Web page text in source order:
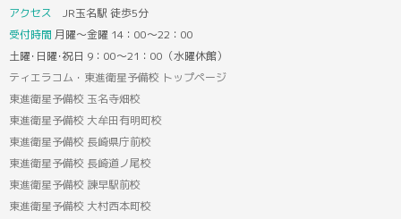
アクセス JR玉名駅 徒歩5分
受付時間 月曜～金曜 14：00～22：00
土曜･日曜･祝日 9：00～21：00（水曜休館）
ティエラコム・東進衛星予備校 トップページ
東進衛星予備校 玉名寺畑校
東進衛星予備校 大牟田有明町校
東進衛星予備校 長崎県庁前校
東進衛星予備校 長崎道ノ尾校
東進衛星予備校 諫早駅前校
東進衛星予備校 大村西本町校